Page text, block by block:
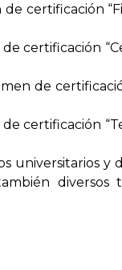
certificación
certificación
de
certificación
universitarios